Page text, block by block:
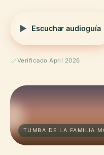
Escuchar audioguía
Verificado April 2026
TUMBA DE LA FAMILIA